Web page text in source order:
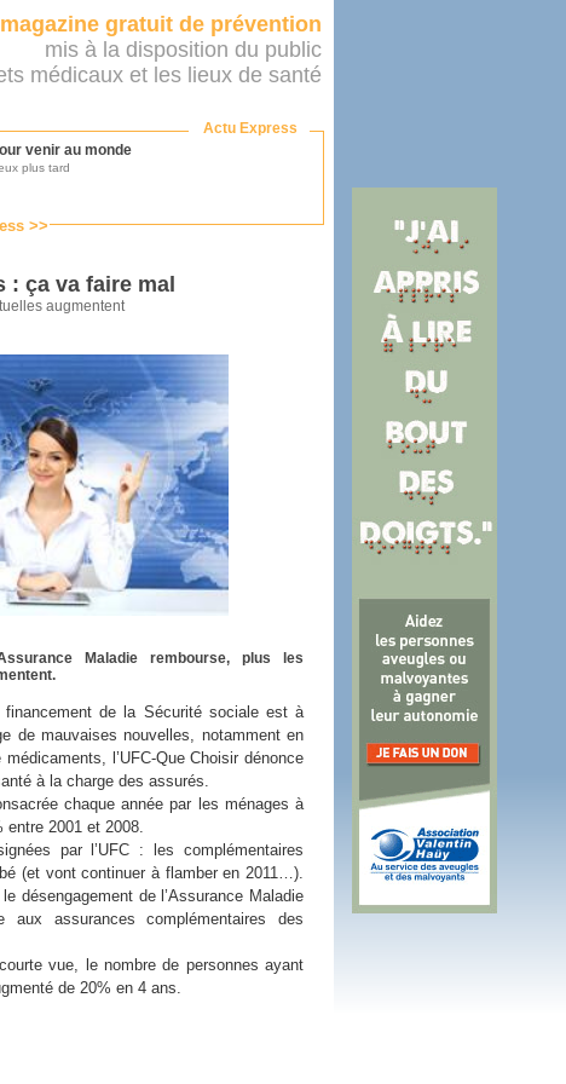
gratuit de prévention
mis à la disposition du public
médicaux et les lieux de santé
Actu Express
>>
venir au monde
plus tard
pas par le ministère...
aimer son médecin
réalité
2016
plus en 2016
n'a pas été inutile
: ça va faire mal
augmentent
Maladie rembourse, plus les
de la Sécurité sociale est à
de mauvaises nouvelles, notamment en
l’UFC-Que Choisir dénonce
à la charge des assurés.
chaque année par les ménages à
entre 2001 et 2008.
par l’UFC : les complémentaires
(et vont continuer à flamber en 2011…).
désengagement de l’Assurance Maladie
aux assurances complémentaires des
vue, le nombre de personnes ayant
de 20% en 4 ans.